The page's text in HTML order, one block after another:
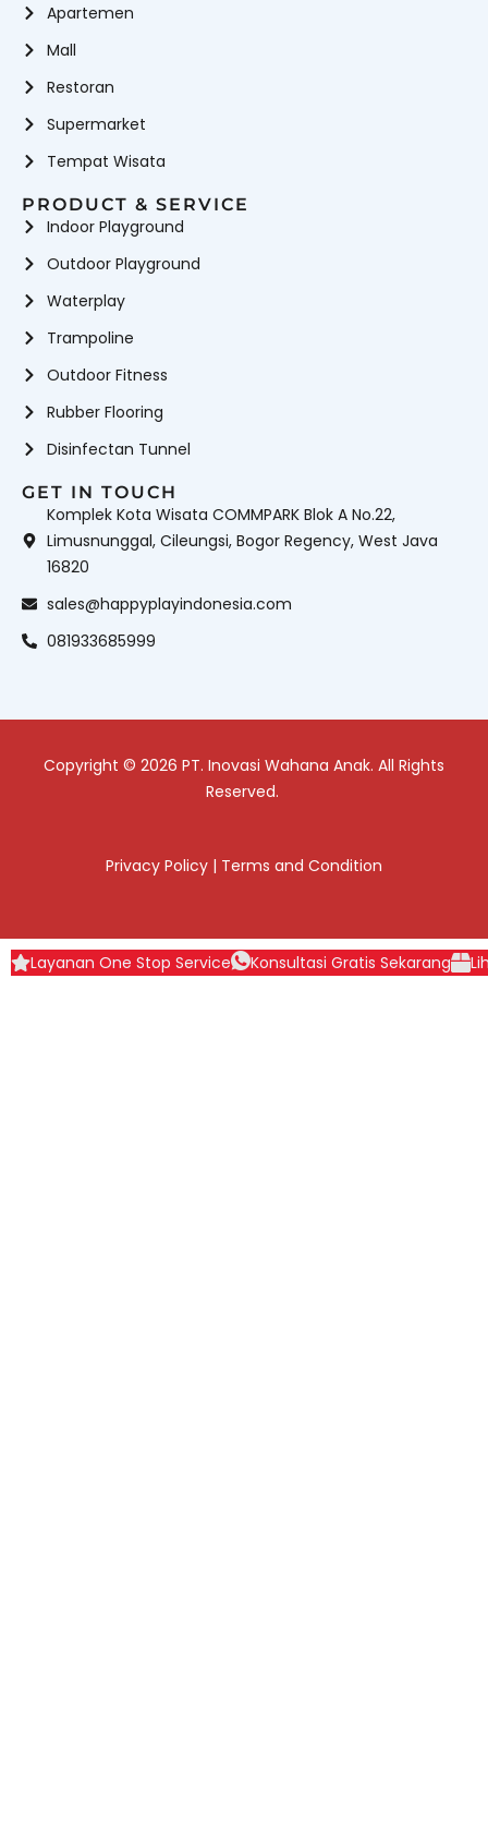
Apartemen
Mall
Restoran
Supermarket
Tempat Wisata
PRODUCT & SERVICE
Indoor Playground
Outdoor Playground
Waterplay
Trampoline
Outdoor Fitness
Rubber Flooring
Disinfectan Tunnel
GET IN TOUCH
Komplek Kota Wisata COMMPARK Blok A No.22,
Limusnunggal, Cileungsi, Bogor Regency, West Java
16820
sales@happyplayindonesia.com
081933685999
Copyright © 2026 PT. Inovasi Wahana Anak. All Rights
Reserved.
Privacy Policy | Terms and Condition
Layanan One Stop Service Konsultasi Gratis Sekarang